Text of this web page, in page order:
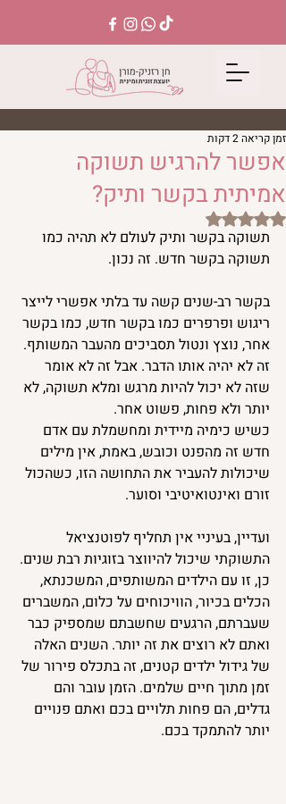
אפשר להרגיש תשוקה
אמיתית בקשר ותיק?
זמן קריאה 2 דקות
דירוג של NaN מתוך 5 כוכבים
תשוקה בקשר ותיק לעולם לא תהיה כמו
תשוקה בקשר חדש. זה נכון.
בקשר רב-שנים קשה עד בלתי אפשרי לייצר
ריגוש ופרפרים כמו בקשר חדש, כמו בקשר
אחר, נוצץ ונטול תסביכים מהעבר המשותף.
זה לא יהיה אותו הדבר. אבל זה לא אומר
שזה לא יכול להיות מרגש ומלא תשוקה, לא
יותר ולא פחות, פשוט אחר.
כשיש כימיה מיידית ומחשמלת עם אדם
חדש זה מהפנט וכובש, באמת, אין מילים
שיכולות להעביר את התחושה הזו, כשהכול
זורם ואינטואיטיבי וסוער.
ועדיין, בעיניי אין תחליף לפוטנציאל
התשוקתי שיכול להיווצר בזוגיות רבת שנים.
כן, זו עם הילדים המשותפים, המשכנתא,
הכלים בכיור, הוויכוחים על כלום, המשברים
שעברתם, הרגעים שחשבתם שמספיק כבר
ואתם לא רוצים את זה יותר. השנים האלה
של גידול ילדים קטנים, זה בתכלס פירור של
זמן מתוך חיים שלמים. הזמן עובר והם
גדלים, הם פחות תלויים בכם ואתם פנויים
יותר להתמקד בכם.